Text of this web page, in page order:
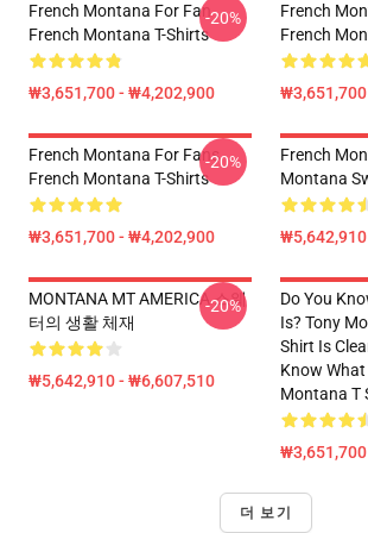
French Montana For Fan
French Montana T-Shirts
₩3,651,700 - ₩4,202,900
-20%
French
French
French Montana For Fans
French Montana T-Shirts
₩3,651,700 - ₩4,202,900
-20%
French
Montana
MONTANA MT AMERICA 스웨
터의 생활 체재
₩5,642,910 - ₩6,607,510
-20%
Do You
Is? Tony
Shirt Is
Know
Montana T
더 보기